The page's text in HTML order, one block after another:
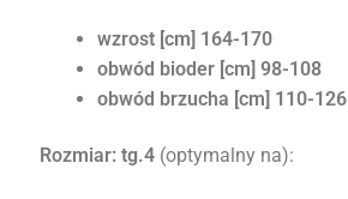
wzrost [cm] 164-170
obwód bioder [cm] 98-108
obwód brzucha [cm] 110-126
Rozmiar: tg.4 (optymalny na):